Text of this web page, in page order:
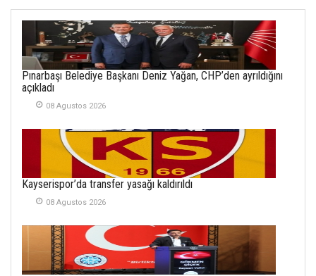
SOFRADA AYRIMCILIK
VAR
26 Subat 2026
METİN ERTEM
YENİ HİCRİ YIL VE
SEMRA ŞAHİN
KENDİNE UYANMAK
İlgi Alanlarımız ve Biz
02 Ekim 2025
Pınarbaşı Belediye Başkanı Deniz Yağan, CHP’den ayrıldığını
açıkladı
08 Agustos 2026
Kayserispor’da transfer yasağı kaldırıldı
08 Agustos 2026